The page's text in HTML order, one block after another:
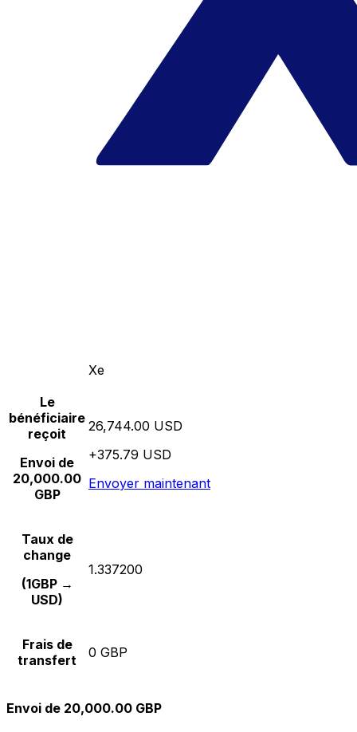
Xe
Le
bénéficiaire
reçoit
Envoi de
20,000.00
GBP
26,744.00 USD
+375.79 USD
Envoyer maintenant
Taux de
change
(1GBP →
USD)
1.337200
Frais de
transfert
0 GBP
Envoi de 20,000.00 GBP